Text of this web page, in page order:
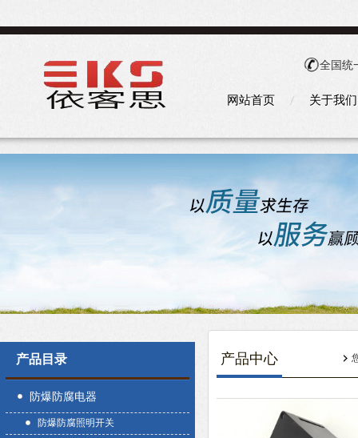
全国统
网站首页 关于我们
产品目录
防爆防腐电器
防爆防腐照明开关
产品中心